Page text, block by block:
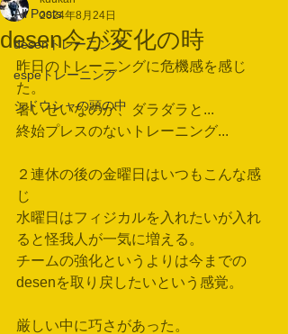
All Posts
desenトレーニング
espeトレーニング
シドウシャの頭の中
desen今が変化の時
2024年8月24日
昨日のトレーニングに危機感を感じ
た。
暑いせいなのか、ダラダラと...
終始プレスのないトレーニング...
２連休の後の金曜日はいつもこんな感
じ
水曜日はフィジカルを入れたいが入れ
ると怪我人が一気に増える。
チームの強化というよりは今までの
desenを取り戻したいという感覚。
厳しい中に巧さがあった。